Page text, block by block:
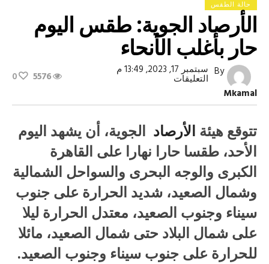
حالة الطقس
الأرصاد الجوية: طقس اليوم
حار بأغلب الأنحاء
By
Mkamal
سبتمبر 17, 2023, 13:49 م
التعليقاتعلى
طقس
حار
بأغلب
الأنحاء
مغلقة
5576
0
تتوقع هيئةالأرصادالجوية، أن يشهد اليوم
الأحد، طقسا حارا نهارا على القاهرة
الكبرى والوجه البحرى والسواحل الشمالية
وشمال الصعيد، شديد الحرارة على جنوب
سيناء وجنوب الصعيد، معتدل الحرارة ليلا
على شمال البلاد حتى شمال الصعيد، مائلا
للحرارة على جنوب سيناء وجنوب الصعيد.